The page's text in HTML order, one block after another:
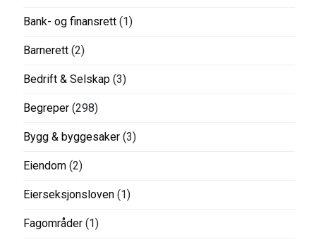
Bank- og finansrett (1)
Barnerett (2)
Bedrift & Selskap (3)
Begreper (298)
Bygg & byggesaker (3)
Eiendom (2)
Eierseksjonsloven (1)
Fagområder (1)